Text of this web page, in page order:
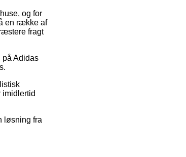
og for
en række af
fragt
på Adidas
løsning fra